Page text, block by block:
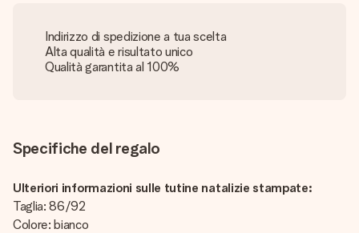
Indirizzo di spedizione a tua scelta
Alta qualità e risultato unico
Qualità garantita al 100%
Specifiche del regalo
Ulteriori informazioni sulle tutine natalizie stampate:
Taglia: 86/92
Colore: bianco